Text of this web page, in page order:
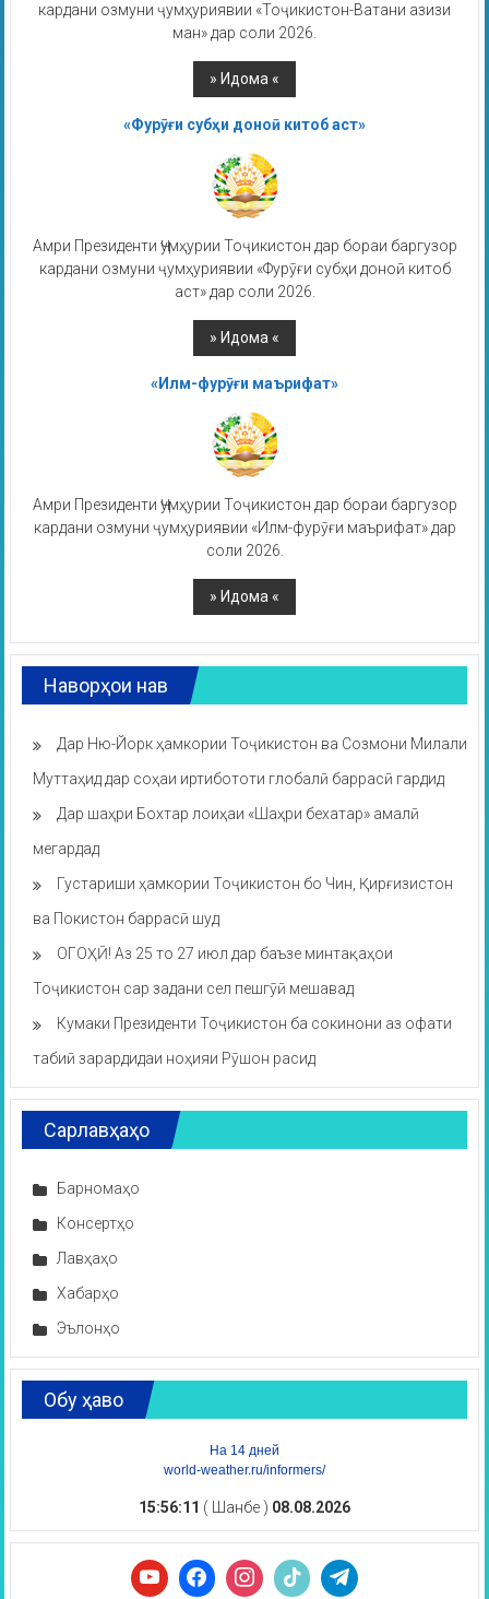
кардани озмуни ҷумҳуриявии «Тоҷикистон-Ватани азизи
ман» дар соли 2026.
«Фурӯғи субҳи доноӣ китоб аст»
Амри Президенти Ҷумҳурии Тоҷикистон дар бораи баргузор
кардани озмуни ҷумҳуриявии «Фурӯғи субҳи доноӣ китоб
аст» дар соли 2026.
«Илм-фурӯғи маърифат»
Амри Президенти Ҷумҳурии Тоҷикистон дар бораи баргузор
кардани озмуни ҷумҳуриявии «Илм-фурӯғи маърифат» дар
соли 2026.
Наворҳои нав
Дар Ню-Йорк ҳамкории Тоҷикистон ва Созмони Милали
Муттаҳид дар соҳаи иртибототи глобалӣ баррасӣ гардид
Дар шаҳри Бохтар лоиҳаи «Шаҳри бехатар» амалӣ
мегардад
Густариши ҳамкории Тоҷикистон бо Чин, Қирғизистон
ва Покистон баррасӣ шуд
ОГОҲӢ! Аз 25 то 27 июл дар баъзе минтақаҳои
Тоҷикистон сар задани сел пешгӯӣ мешавад
Кумаки Президенти Тоҷикистон ба сокинони аз офати
табиӣ зарардидаи ноҳияи Рӯшон расид
Сарлавҳаҳо
Барномаҳо
Консертҳо
Лавҳаҳо
Хабарҳо
Эълонҳо
Обу ҳаво
На 14 дней
world-weather.ru/informers/
15:56:11 ( Шанбе ) 08.08.2026